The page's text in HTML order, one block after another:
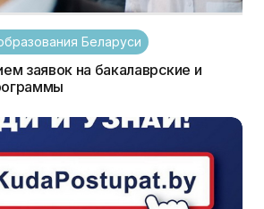
Беларуси
заявок на бакалаврские и